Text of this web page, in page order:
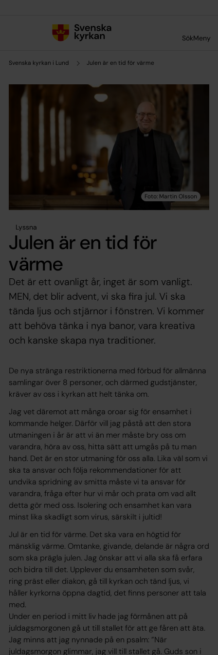
SökMeny
Svenska kyrkan i Lund Julen är en tid för värme
Lyssna
Julen är en tid för
värme
Det är ett ovanligt år, inget är som vanligt.
MEN, det blir advent, vi ska fira jul. Vi ska
tända ljus och stjärnor i fönstren. Vi kommer
att behöva tänka i nya banor, vara kreativa
och kanske skapa nya traditioner.
De nya stränga restriktionerna med förbud för allmänna
samlingar över 8 personer, och därmed gudstjänster,
kräver av oss i kyrkan att helt tänka om.
Jag vet däremot att många oroar sig för ensamhet i
kommande helger. Därför vill jag påstå att den stora
utmaningen i år är att vi än mer måste bry oss om
varandra, höra av oss, hitta sätt att umgås på tu man
hand. Det är en stor utmaning för oss alla. Lika väl som vi
ska ta ansvar och följa rekommendationer för att
undvika spridning av smitta måste vi ta ansvar för
varandra, fråga efter hur vi mår och prata om vad allt
detta gör med oss. Isolering och ensamhet kan vara
minst lika skadligt som virus, särskilt i jultid!
Jul är en tid för värme. Det ska vara en högtid för
mänsklig värme. Omtanke, givande, delande är några ord
som ska prägla julen. Jag önskar att vi alla ska få erfara
och bidra till det. Upplever du ensamheten som svår,
ring präst eller diakon, gå till kyrkan och tänd ljus, vi
håller kyrkorna öppna dagtid, det finns personer att tala
med.
Under en period i mitt liv hade jag förmånen att på
juldagsmorgonen gå ut till stallet för att ge fåren att äta.
Jag minns att jag nynnade på en psalm: ”När
juldagsmorgon glimmar, jag vill till stallet gå. Guds son i